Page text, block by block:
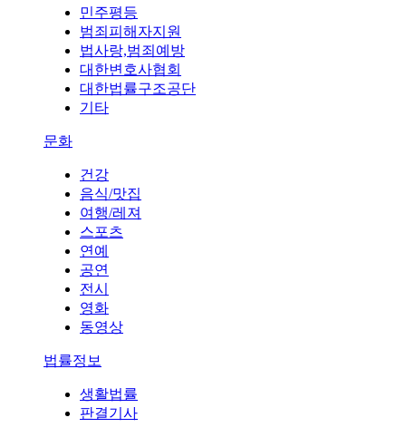
민주평등
범죄피해자지원
법사랑,범죄예방
대한변호사협회
대한법률구조공단
기타
문화
건강
음식/맛집
여행/레져
스포츠
연예
공연
전시
영화
동영상
법률정보
생활법률
판결기사